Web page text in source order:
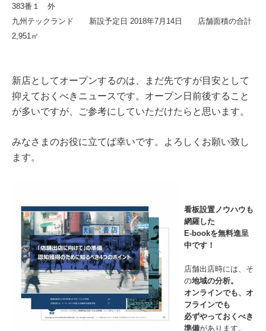
383番１ 外
九州テックランド 新設予定日 2018年7月14日 店舗面積の合計
2,951㎡
新店としてオープンするのは、まだ先ですが目安として
抑えておくべきニュースです。オープン日前後すること
が多いですが、ご参考にしていただけたらと思います。
みなさまのお役に立てば幸いです。よろしくお願い致し
ます。
看板設置ノウハウも
網羅した
E-bookを無料進呈
中です！
店舗出店時には、そ
の地域の分析。
オンラインでも、オ
フラインでも
必ずやっておくべき
準備があります。